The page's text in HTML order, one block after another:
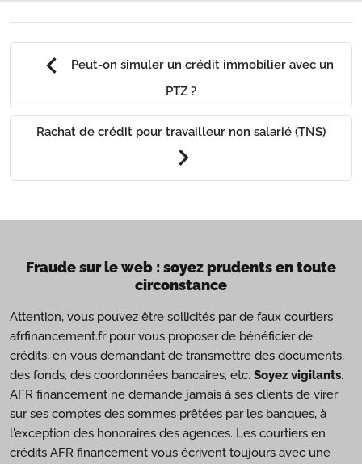
chevron_left
Peut-on simuler un crédit immobilier avec un
PTZ ?
Rachat de crédit pour travailleur non salarié (TNS)
chevron_right
Fraude sur le web : soyez prudents en toute
circonstance
Attention, vous pouvez être sollicités par de faux courtiers
afrfinancement.fr pour vous proposer de bénéficier de
crédits, en vous demandant de transmettre des documents,
des fonds, des coordonnées bancaires, etc. Soyez vigilants.
AFR financement ne demande jamais à ses clients de virer
sur ses comptes des sommes prêtées par les banques, à
l'exception des honoraires des agences. Les courtiers en
crédits AFR financement vous écrivent toujours avec une